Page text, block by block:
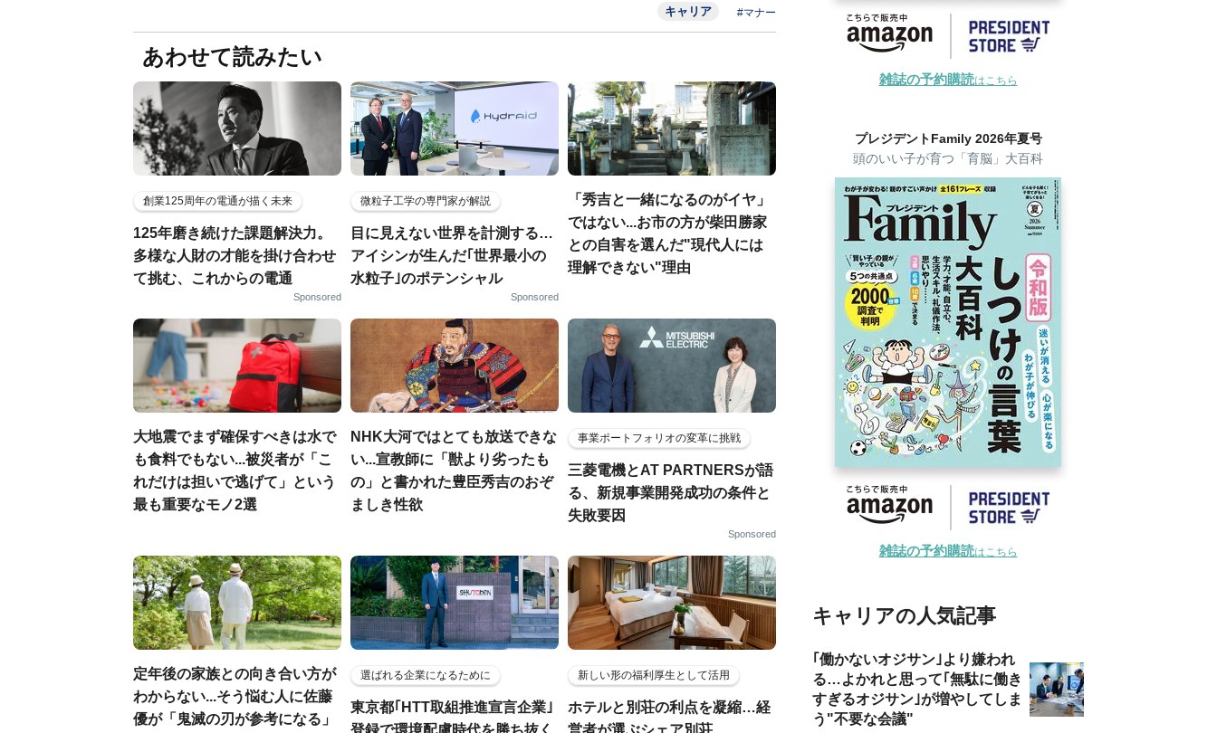
キャリア #マナー
あわせて読みたい
創業125周年の電通が描く未来
125年磨き続けた課題解決力。
多様な人財の才能を掛け合わせ
て挑む、これからの電通
Sponsored
微粒子工学の専門家が解説
目に見えない世界を計測する…
アイシンが生んだ｢世界最小の
水粒子｣のポテンシャル
Sponsored
「秀吉と一緒になるのがイヤ」
ではない...お市の方が柴田勝家
との自害を選んだ"現代人には
理解できない"理由
大地震でまず確保すべきは水で
も食料でもない...被災者が「こ
れだけは担いで逃げて」という
最も重要なモノ2選
NHK大河ではとても放送できな
い...宣教師に「獣より劣ったも
の」と書かれた豊臣秀吉のおぞ
ましき性欲
事業ポートフォリオの変革に挑戦
三菱電機とAT PARTNERSが語
る、新規事業開発成功の条件と
失敗要因
Sponsored
定年後の家族との向き合い方が
わからない...そう悩む人に佐藤
優が「鬼滅の刃が参考になる」
選ばれる企業になるために
東京都｢HTT取組推進宣言企業｣
登録で環境配慮時代を勝ち抜く
新しい形の福利厚生として活用
ホテルと別荘の利点を凝縮…経
営者が選ぶシェア別荘
雑誌の予約購読はこちら
プレジデントFamily 2026年夏号
頭のいい子が育つ「育脳」大百科
雑誌の予約購読はこちら
キャリアの人気記事
｢働かないオジサン｣より嫌われ
る…よかれと思って｢無駄に働き
すぎるオジサン｣が増やしてしま
う"不要な会議"